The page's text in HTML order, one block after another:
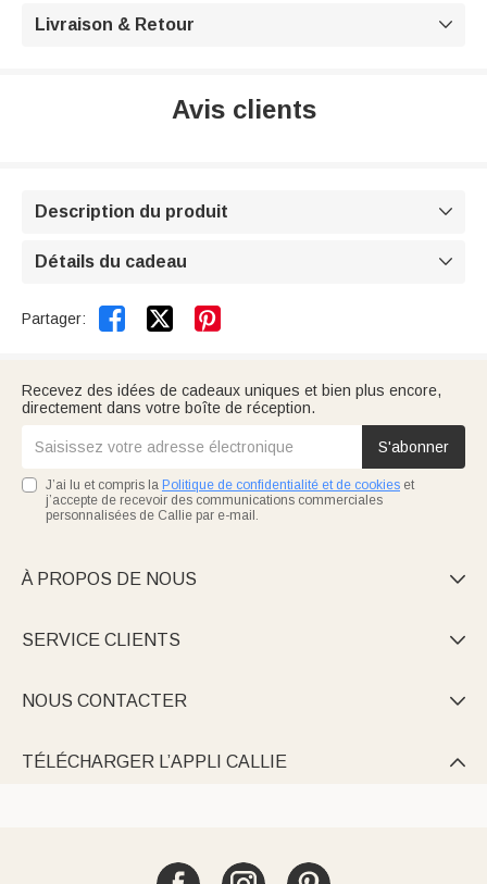
Livraison & Retour 
Avis clients
Description du produit 
Détails du cadeau 
Partager:  
Recevez des idées de cadeaux uniques et bien plus encore,
directement dans votre boîte de réception.
S'abonner
J’ai lu et compris la Politique de confidentialité et de cookies et
j’accepte de recevoir des communications commerciales
personnalisées de Callie par e-mail.
À PROPOS DE NOUS 
SERVICE CLIENTS 
NOUS CONTACTER 
TÉLÉCHARGER L’APPLI CALLIE 